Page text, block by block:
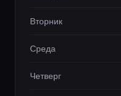
Вторник
Среда
Четверг